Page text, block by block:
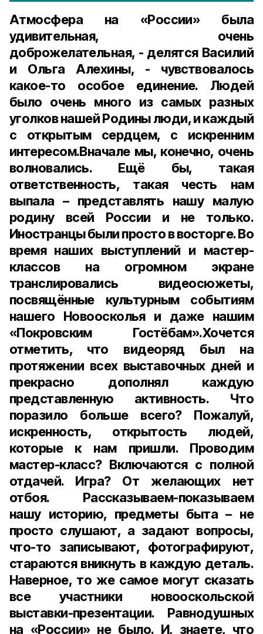
Атмосфера на «России» была
удивительная, очень
доброжелательная, - делятся Василий
и Ольга Алехины, - чувствовалось
какое-то особое единение. Людей
было очень много из самых разных
уголков нашей Родины люди, и каждый
с открытым сердцем, с искренним
интересом.Вначале мы, конечно, очень
волновались. Ещё бы, такая
ответственность, такая честь нам
выпала – представлять нашу малую
родину всей России и не только.
Иностранцы были просто в восторге. Во
время наших выступлений и мастер-
классов на огромном экране
транслировались видеосюжеты,
посвящённые культурным событиям
нашего Новоосколья и даже нашим
«Покровским Гостёбам».Хочется
отметить, что видеоряд был на
протяжении всех выставочных дней и
прекрасно дополнял каждую
представленную активность. Что
поразило больше всего? Пожалуй,
искренность, открытость людей,
которые к нам пришли. Проводим
мастер-класс? Включаются с полной
отдачей. Игра? От желающих нет
отбоя. Рассказываем-показываем
нашу историю, предметы быта – не
просто слушают, а задают вопросы,
что-то записывают, фотографируют,
стараются вникнуть в каждую деталь.
Наверное, то же самое могут сказать
все участники новооскольской
выставки-презентации. Равнодушных
на «России» не было. И, знаете, что